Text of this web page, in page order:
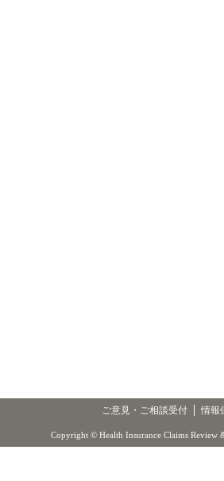
ご意見・ご相談受付 情報
Copyright © Health Insurance Claims Review